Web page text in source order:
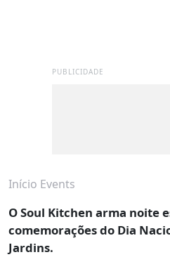
PUBLICIDADE
Início Events
O Soul Kitchen arma noite
comemorações do Dia
Jardins.